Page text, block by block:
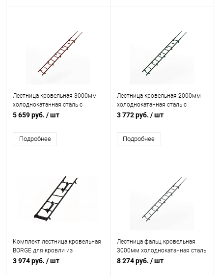
Лестница кровельная 3000мм
холоднокатанная сталь с
порошковым покрытием RAL
5 659 руб. / шт
Подробнее
Лестница кровельная 2000мм
холоднокатанная сталь с
порошковым покрытием RR 11
3 772 руб. / шт
Подробнее
Комплект лестница кровельная
BORGE для кровли из
металлочерепицы L=1800 мм,
3 974 руб. / шт
Лестница фальц кровельная
3000мм холоднокатанная сталь
с порошковым покрытием RAL
8 274 руб. / шт